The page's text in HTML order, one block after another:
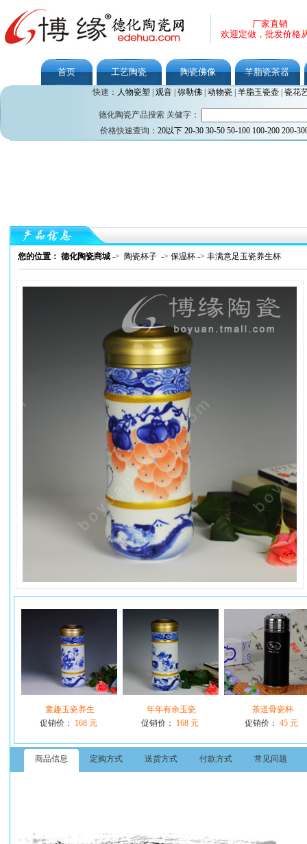
厂家直销
欢迎定做，批发价格
首页 工艺陶瓷 陶瓷佛像 羊脂瓷茶器
快速： 人物瓷塑 观音| 弥勒佛| 动物瓷| 羊脂玉瓷壶| 瓷花
德化陶瓷产品搜索 关健字：
价格快速查询： 20以下 20-30 30-50 50-100 100-200 200-
您的位置： 德化陶瓷商城 -> 陶瓷杯子 -> 保温杯 -> 丰满意足玉瓷养生杯
童趣玉瓷养生
促销价：
168 元
年年有余玉瓷
促销价：
168 元
茶道骨瓷杯
促销价： 45 元
商品信息 定购方式 送货方式 付款方式 常见问题